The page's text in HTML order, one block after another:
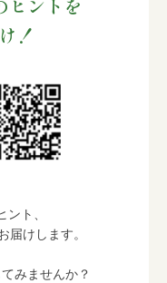
ヒントを
！
ト、
届けします。
みませんか？